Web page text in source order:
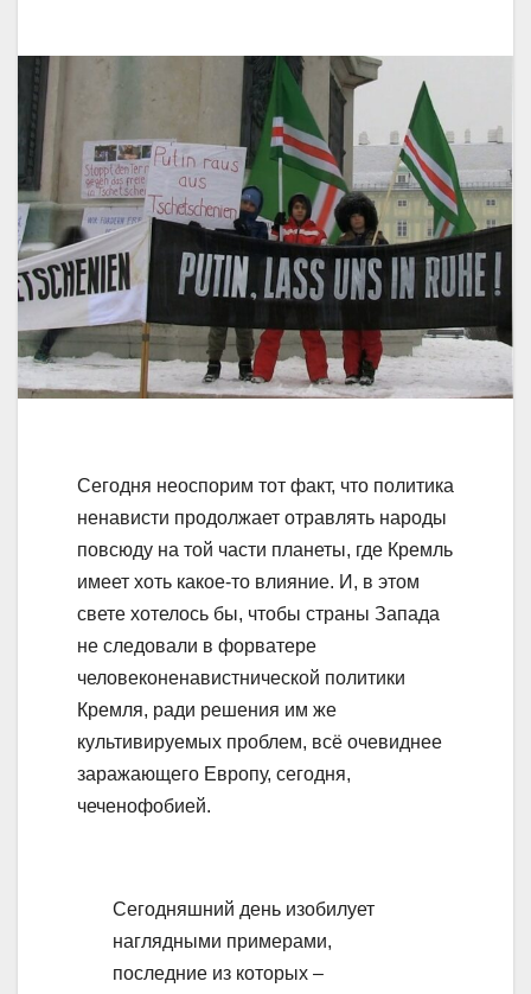
Сегодня неоспорим тот факт, что политика
ненависти продолжает отравлять народы
повсюду на той части планеты, где Кремль
имеет хоть какое-то влияние. И, в этом
свете хотелось бы, чтобы страны Запада
не следовали в форватере
человеконенавистнической политики
Кремля, ради решения им же
культивируемых проблем, всё очевиднее
заражающего Европу, сегодня,
чеченофобией.
Сегодняшний день изобилует
наглядными примерами,
последние из которых –